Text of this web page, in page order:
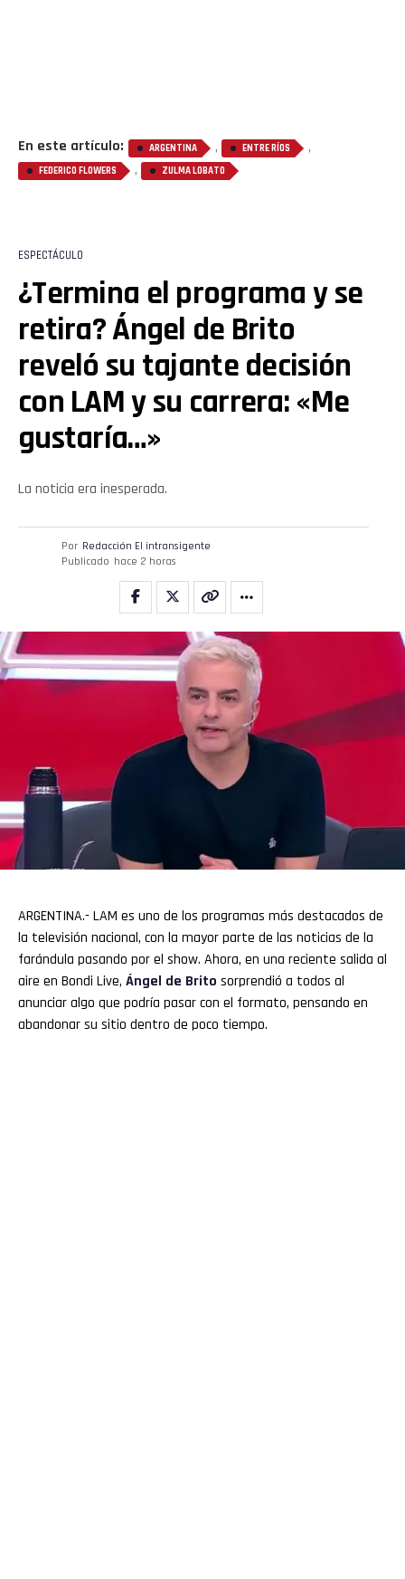
En este artículo: ARGENTINA , ENTRE RÍOS ,
FEDERICO FLOWERS , ZULMA LOBATO
ESPECTÁCULO
¿Termina el programa y se
retira? Ángel de Brito
reveló su tajante decisión
con LAM y su carrera: «Me
gustaría…»
La noticia era inesperada.
Por Redacción El intransigente
Publicado hace 2 horas
ARGENTINA.- LAM es uno de los programas más destacados de
la televisión nacional, con la mayor parte de las noticias de la
farándula pasando por el show. Ahora, en una reciente salida al
aire en Bondi Live, Ángel de Brito sorprendió a todos al
anunciar algo que podría pasar con el formato, pensando en
abandonar su sitio dentro de poco tiempo.